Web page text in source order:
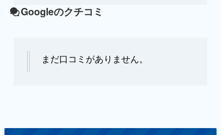
Googleのクチコミ
まだ口コミがありません。